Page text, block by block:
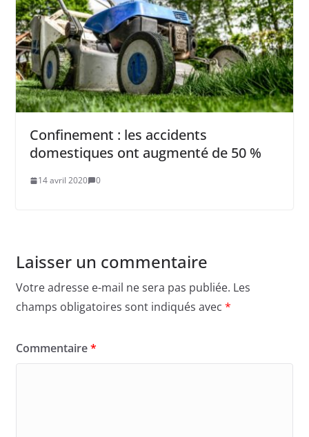
Confinement : les accidents
domestiques ont augmenté de 50 %
14 avril 2020 0
Laisser un commentaire
Votre adresse e-mail ne sera pas publiée. Les
champs obligatoires sont indiqués avec *
Commentaire*